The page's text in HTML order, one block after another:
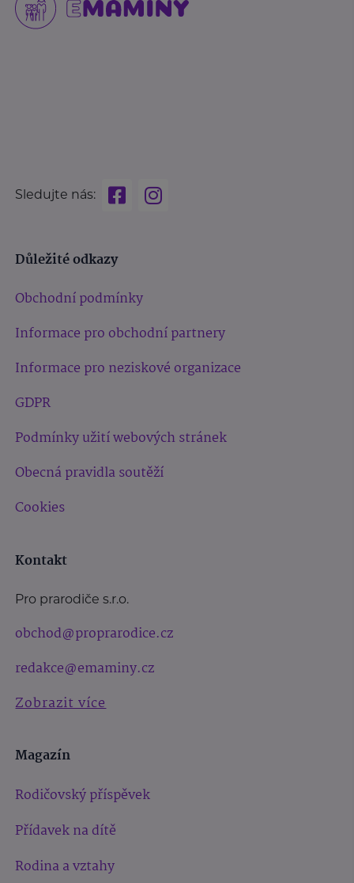
Sledujte nás:
Důležité odkazy
Obchodní podmínky
Informace pro obchodní partnery
Informace pro neziskové organizace
GDPR
Podmínky užití webových stránek
Obecná pravidla soutěží
Cookies
Kontakt
Pro prarodiče s.r.o.
obchod@proprarodice.cz
redakce@emaminy.cz
Zobrazit více
Magazín
Rodičovský příspěvek
Přídavek na dítě
Rodina a vztahy